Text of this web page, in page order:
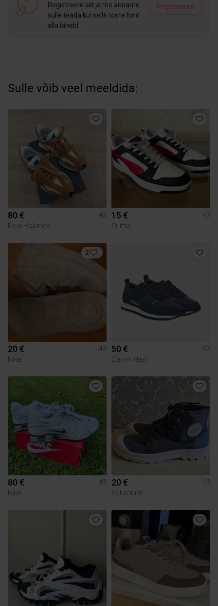
Registreeru siit ja me anname
sulle teada kui selle toote hind
alla läheb!
Registreeru
Sulle võib veel meeldida:
80 €
43
New Balance
15 €
43
Puma
2
20 €
43
Nike
50 €
43
Calvin Klein
80 €
43
Nike
20 €
43
Palladium